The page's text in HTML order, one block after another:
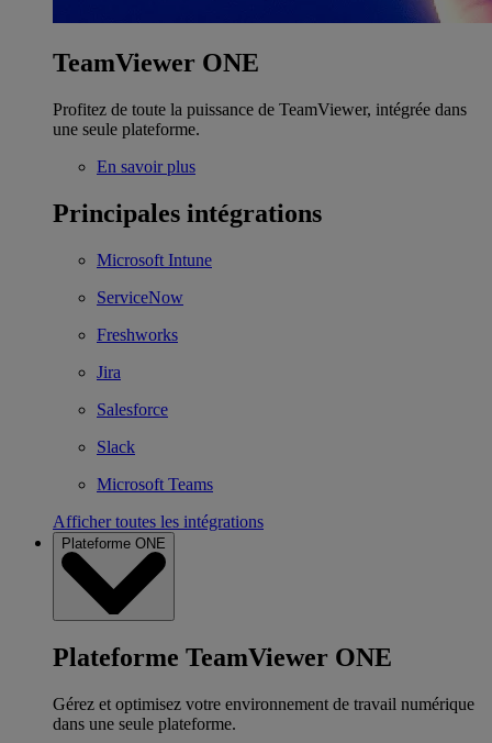
TeamViewer ONE
Profitez de toute la puissance de TeamViewer, intégrée dans
une seule plateforme.
En savoir plus
Principales intégrations
Microsoft Intune
ServiceNow
Freshworks
Jira
Salesforce
Slack
Microsoft Teams
Afficher toutes les intégrations
Plateforme ONE
Plateforme TeamViewer ONE
Gérez et optimisez votre environnement de travail numérique
dans une seule plateforme.